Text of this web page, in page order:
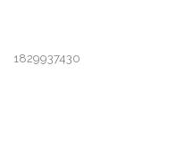
1829937430